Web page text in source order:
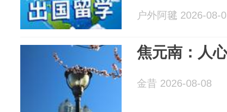
户外阿毽 2026-08-
焦元南：人
金昔 2026-08-08